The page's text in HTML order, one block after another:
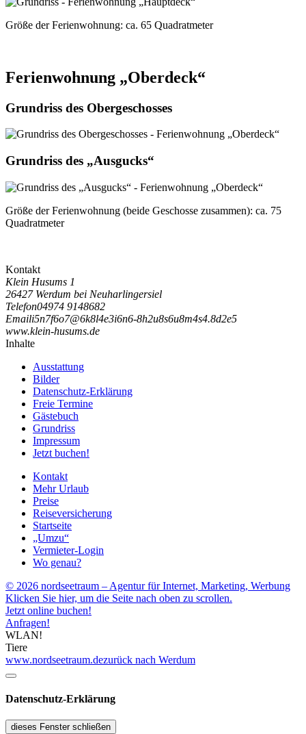
Größe der Ferienwohnung: ca. 65 Quadratmeter
Ferienwohnung „Oberdeck“
Grundriss des Obergeschosses
Grundriss des „Ausgucks“
Größe der Ferienwohnung (beide Geschosse zusammen): ca. 75
Quadratmeter
Kontakt
Klein Husums 1
26427 Werdum bei Neuharlingersiel
Telefon04974 9148682
Emaili5n7f6o7@6k8l4e3i6n6-8h2u8s6u8m4s4.8d2e5
www.klein-husums.de
Inhalte
Ausstattung
Bilder
Datenschutz-Erklärung
Freie Termine
Gästebuch
Grundriss
Impressum
Jetzt buchen!
Kontakt
Mehr Urlaub
Preise
Reiseversicherung
Startseite
„Umzu“
Vermieter-Login
Wo genau?
© 2026 nordseetraum – Agentur für Internet, Marketing, Werbung
Klicken Sie hier, um die Seite nach oben zu scrollen.
Jetzt online buchen!
Anfragen!
WLAN!
Tiere
www.nordseetraum.dezurück nach Werdum
Datenschutz-Erklärung
dieses Fenster schließen